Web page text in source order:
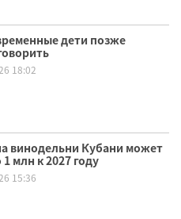
дети позже
18:02
винодельни Кубани может
млн к 2027 году
15:36